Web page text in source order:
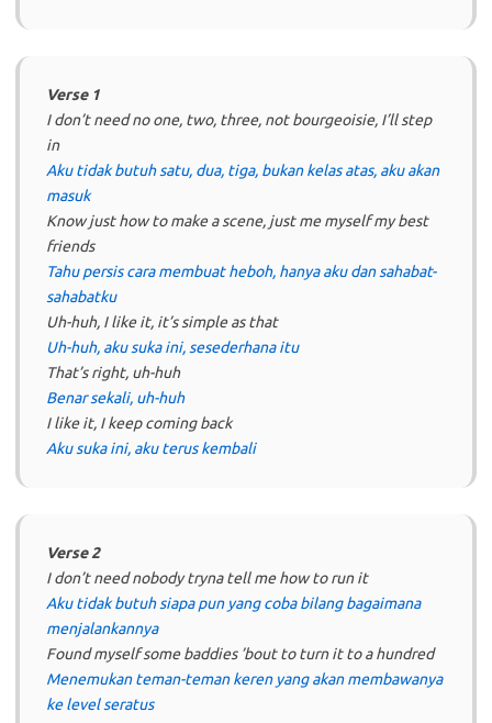
Verse 1
I don’t need no one, two, three, not bourgeoisie, I’ll step
in
Aku tidak butuh satu, dua, tiga, bukan kelas atas, aku akan
masuk
Know just how to make a scene, just me myself my best
friends
Tahu persis cara membuat heboh, hanya aku dan sahabat-
sahabatku
Uh-huh, I like it, it’s simple as that
Uh-huh, aku suka ini, sesederhana itu
That’s right, uh-huh
Benar sekali, uh-huh
I like it, I keep coming back
Aku suka ini, aku terus kembali
Verse 2
I don’t need nobody tryna tell me how to run it
Aku tidak butuh siapa pun yang coba bilang bagaimana
menjalankannya
Found myself some baddies ’bout to turn it to a hundred
Menemukan teman-teman keren yang akan membawanya
ke level seratus